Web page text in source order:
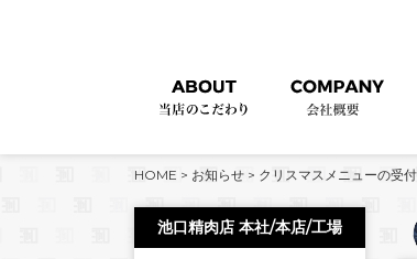
HOME > お知らせ > クリスマスメニューの受付
池口精肉店 本社/本店/工場